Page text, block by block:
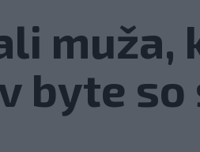
muža,
byte